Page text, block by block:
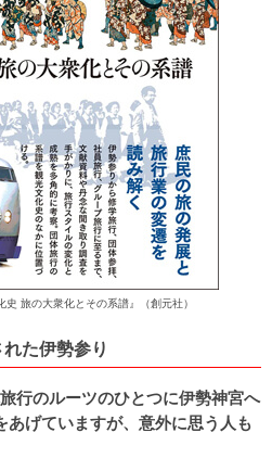
旅の大衆化とその系譜』（創元社）
た伊勢参り
行のルーツのひとつに伊勢神宮へ
あげていますが、意外に思う人も